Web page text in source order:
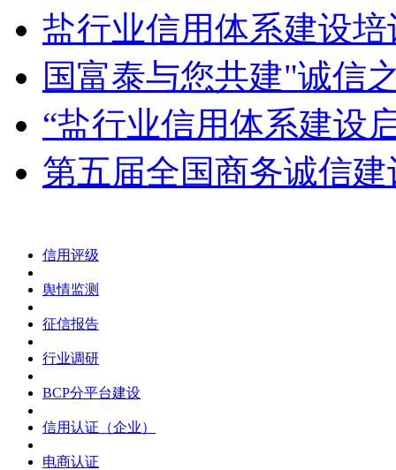
盐行业信用体系建设
国富泰与您共建"诚信
“盐行业信用体系建设
第五届全国商务诚信
信用评级
舆情监测
征信报告
行业调研
BCP分平台建设
信用认证（企业）
电商认证